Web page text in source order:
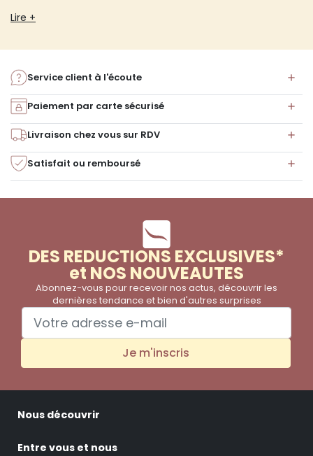
Lire +
Service client à l'écoute
Paiement par carte sécurisé
Livraison chez vous sur RDV
Satisfait ou remboursé
DES REDUCTIONS EXCLUSIVES*
et NOS NOUVEAUTES
Abonnez-vous pour recevoir nos actus, découvrir les
dernières tendance et bien d'autres surprises
Je m'inscris
Nous découvrir
Entre vous et nous